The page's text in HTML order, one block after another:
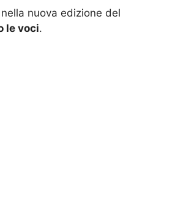
nuova edizione del
le voci.